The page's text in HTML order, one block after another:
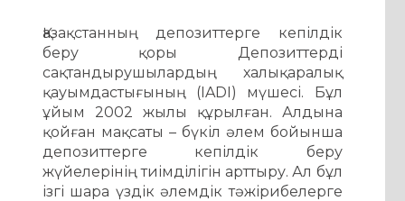
Қазақстанның депозиттерге кепілдік
беру қоры Депозиттерді
сақтандырушылардың халықаралық
қауымдастығының (IADI) мүшесі. Бұл
ұйым 2002 жылы құрылған. Алдына
қойған мақсаты – бүкіл әлем бойынша
депозиттерге кепілдік беру
жүйелерінің тиімділігін арттыру. Ал бұл
ізгі шара үздік әлемдік тәжірибелерге